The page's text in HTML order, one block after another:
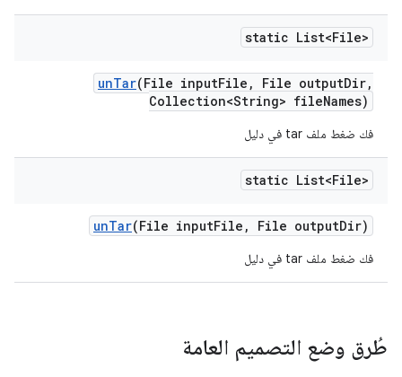
static List<File>
unTar(File inputFile , File outputDir,
Collection<String> fileNames)
فك ضغط ملف tar في دليل
static List<File>
unTar(File inputFile , File outputDir)
فك ضغط ملف tar في دليل
طُرق وضع التصميم العامة